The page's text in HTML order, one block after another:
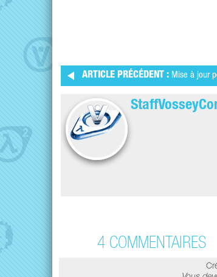
ARTICLE PRÉCÉDENT : Mise à jour
4 COMMENTAIRES